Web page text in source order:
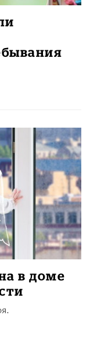
в доме